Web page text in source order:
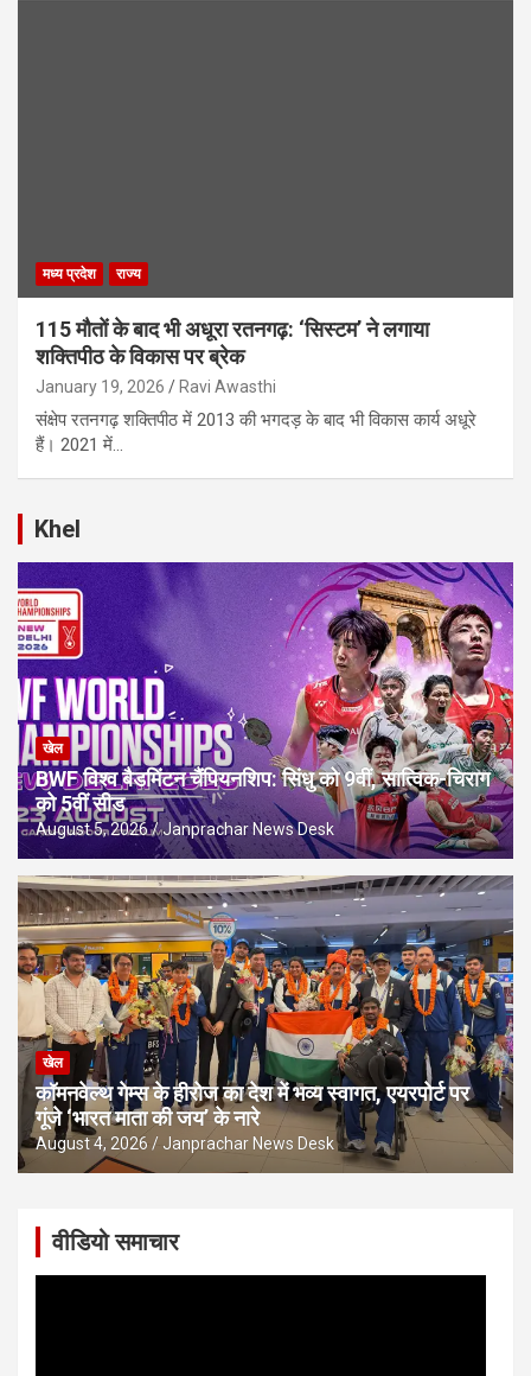
मध्य प्रदेश राज्य
115 मौतों के बाद भी अधूरा रतनगढ़: ‘सिस्टम’ ने लगाया
शक्तिपीठ के विकास पर ब्रेक
January 19, 2026 Ravi Awasthi
संक्षेप रतनगढ़ शक्तिपीठ में 2013 की भगदड़ के बाद भी विकास कार्य अधूरे
हैं। 2021 में…
Khel
खेल
BWF विश्व बैडमिंटन चैंपियनशिप: सिंधु को 9वीं, सात्विक-चिराग
को 5वीं सीड
August 5, 2026 Janprachar News Desk
खेल
कॉमनवेल्थ गेम्स के हीरोज का देश में भव्य स्वागत, एयरपोर्ट पर
गूंजे ‘भारत माता की जय’ के नारे
August 4, 2026 Janprachar News Desk
वीडियो समाचार